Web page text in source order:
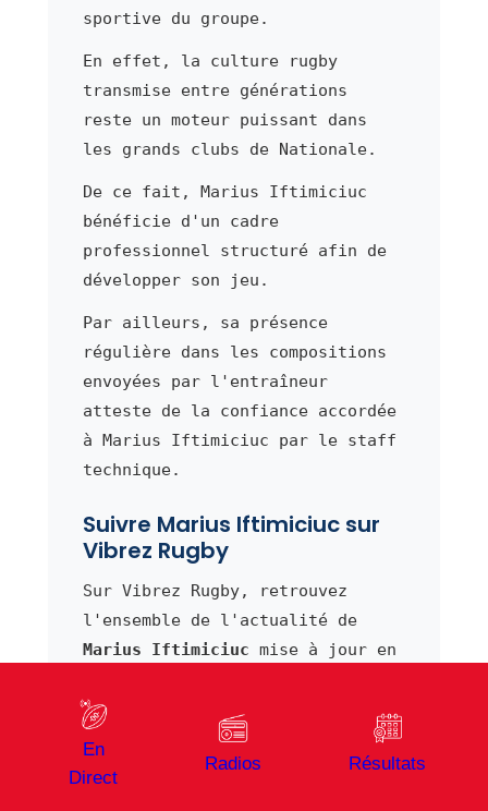
sportive du groupe.
En effet, la culture rugby
transmise entre générations
reste un moteur puissant dans
les grands clubs de Nationale.
De ce fait, Marius Iftimiciuc
bénéficie d'un cadre
professionnel structuré afin de
développer son jeu.
Par ailleurs, sa présence
régulière dans les compositions
envoyées par l'entraîneur
atteste de la confiance accordée
à Marius Iftimiciuc par le staff
technique.
Suivre Marius Iftimiciuc sur
Vibrez Rugby
Sur Vibrez Rugby, retrouvez
l'ensemble de l'actualité de
Marius Iftimiciuc mise à jour en
En effet, notre équipe
éditoriale suit de près les
performances de ce deuxième
En
Direct
Radios Résultats